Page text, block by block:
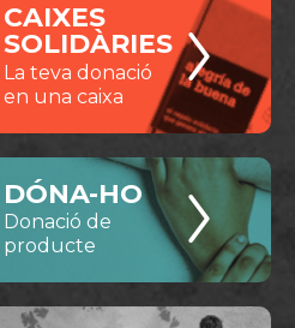
CAIXES
SOLIDÀRIES
La teva donació
en una caixa
DÓNA-HO
Donació de
producte